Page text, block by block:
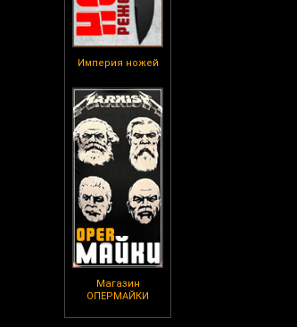
Империя ножей
Магазин
ОПЕРМАЙКИ